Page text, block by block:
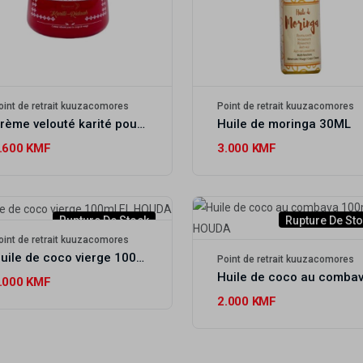
de retrait kuuzacomores
Crème velouté karité pour le corps et le visage RIDAAH
KMF
Point de retrait kuuzacomores
Huile de moringa 30ML
3.000 KMF
Rupture De Stock
de retrait kuuzacomores
Huile de coco vierge 100ml EL HOUDA
KMF
Rupture De
Point de retrait kuuzacomores
2.000 KMF